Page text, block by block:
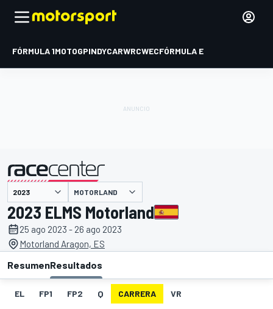
FÓRMULA 1MOTOGPINDYCARWRCWECFÓRMULA E
presentado por MOTORLAND
2023 ELMS Motorland
25 ago 2023 - 26 ago 2023
Motorland Aragon, ES
ResumenResultados
EL FP1 FP2 Q CARRERA VR